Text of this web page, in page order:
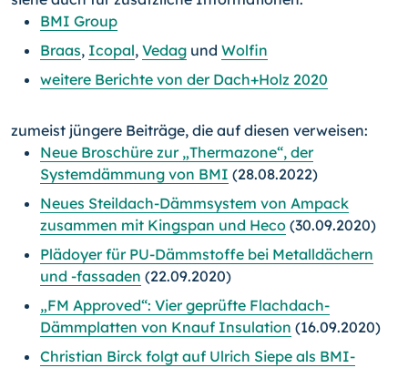
BMI Group
Braas, Icopal, Vedag und Wolfin
weitere Berichte von der Dach+Holz 2020
zumeist jüngere Beiträge, die auf diesen verweisen:
Neue Broschüre zur „Thermazone“, der
Systemdämmung von BMI (28.08.2022)
Neues Steildach-Dämmsystem von Ampack
zusammen mit Kingspan und Heco (30.09.2020)
Plädoyer für PU-Dämmstoffe bei Metalldächern
und -fassaden (22.09.2020)
„FM Approved“: Vier geprüfte Flachdach-
Dämmplatten von Knauf Insulation (16.09.2020)
Christian Birck folgt auf Ulrich Siepe als BMI-